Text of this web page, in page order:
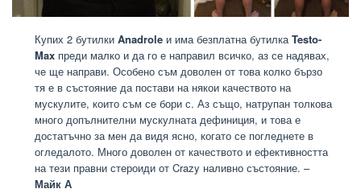
Купих 2 бутилки Anadrole и има безплатна бутилкаTesto-
Max преди малко и да го е направил всичко, аз се надявах,
че ще направи. Особено съм доволен от това колко бързо
тя е в състояние да постави на някои качеството на
мускулите, които съм се бори с. Аз също, натрупан толкова
много допълнителни мускулната дефиниция, и това е
достатъчно за мен да видя ясно, когато се погледнете в
огледалото. Много доволен от качеството и ефективността
на тези правни стероиди от Crazy наливно състояние. –
Майк А